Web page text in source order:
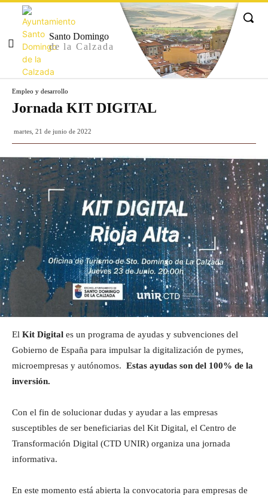
Santo Domingo
de la Calzada
Empleo y desarrollo
Jornada KIT DIGITAL
martes, 21 de junio de 2022
El Kit Digital es un programa de ayudas y subvenciones del
Gobierno de España para impulsar la digitalización de pymes,
microempresas y autónomos. Estas ayudas son del 100% de la
inversión.
Con el fin de solucionar dudas y ayudar a las empresas
susceptibles de ser beneficiarias del Kit Digital, el Centro de
Transformación Digital (CTD UNIR) organiza una jornada
informativa.
En este momento está abierta la convocatoria para empresas de